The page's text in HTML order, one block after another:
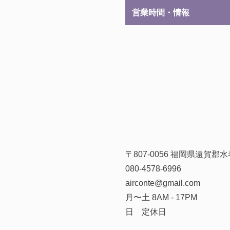
営業時間・情報
〒807-0056 福岡県遠賀郡
080-4578-6996
airconte@gmail.com
月〜土 8AM - 17PM
日 定休日